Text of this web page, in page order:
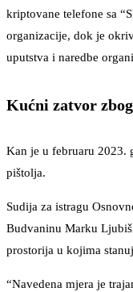
kriptovane telefone sa
organizacije, dok je
uputstva i naredbe
Kućni zatvor
Kan je u februaru 2023.
pištolja.
Sudija za istragu
Budvaninu Marku
prostorija u kojima
“Navedena mjera je